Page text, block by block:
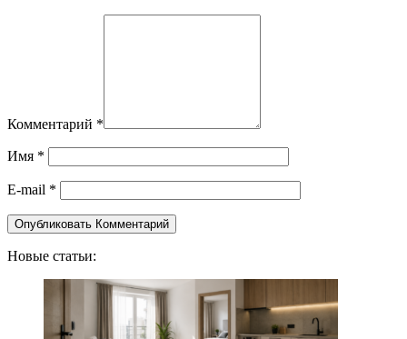
Комментарий *
Имя *
E-mail *
Новые статьи: